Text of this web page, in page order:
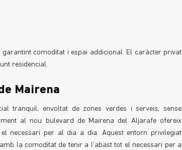
comoditat i espai addicional. El caràcter privat
residencial.
Mairena
tranquil, envoltat de zones verdes i serveis, sense
al nou bulevard de Mairena del Aljarafe ofereix
necessari per al dia a dia. Aquest entorn privilegiat
la comoditat de tenir a l’abast tot el necessari per a